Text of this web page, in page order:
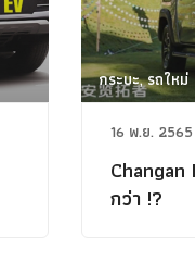
กระบะ, รถใหม่
16 พ.ย. 2565
กว่า !?